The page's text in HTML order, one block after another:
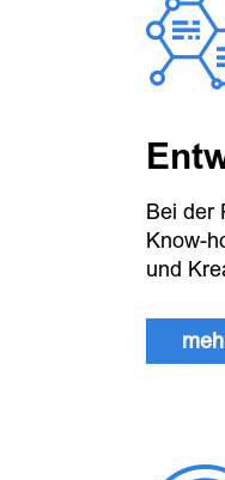
Bei der
Know-
und